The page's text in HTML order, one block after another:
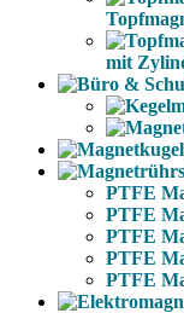
mit
PTFE
PTFE
PTFE
PTFE
PTFE